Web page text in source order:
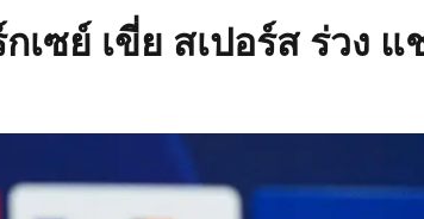
ซย์ เขี่ย สเปอร์ส ร่วง